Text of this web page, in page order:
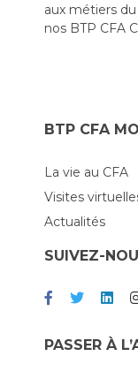
aux métiers
nos BTP CFA
BTP CFA
La vie au CFA
Visites
Actualités
SUIVEZ-
PASSER À